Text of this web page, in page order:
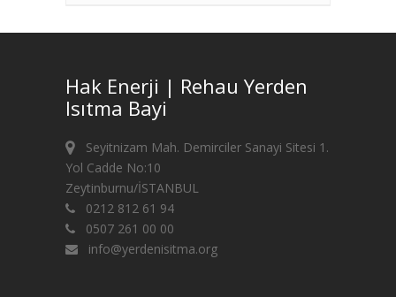
Hak Enerji | Rehau Yerden
Isıtma Bayi
Seyitnizam Mah. Demirciler Sanayi Sitesi 1.
Yol Cadde No:10
Zeytinburnu/İSTANBUL
0212 812 61 94
0507 261 00 00
info@yerdenisitma.org